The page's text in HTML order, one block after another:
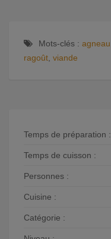
Mots-clés : agneau
ragoût viande
Temps de préparation :
Temps de cuisson :
Personnes :
Cuisine :
Catégorie :